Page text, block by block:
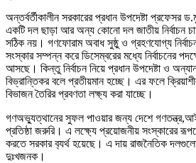
অন্তর্বর্তীকালীন সরকারের প্রধান উপদেষ্টা প্রফেসর
একটি দল ছাড়া আর অন্য কোনো দল জাতীয় নির্বাচন
সঠিক নয়। গণফোরাম অবাধ সুষ্ঠু ও গ্রহণযোগ্য
সংস্কার সম্পন্ন করে ডিসেম্বরের মধ্যে নির্বাচনের
আসছে। কিন্তু নির্বাচন নিয়ে প্রধান উপদেষ্টা ও
বিভ্রান্তিকর বলে প্রতীয়মান হচ্ছে। এর ফলে
বিভাজন তৈরির প্রবণতা লক্ষ্য করা যাচ্ছে।
গণঅভ্যুত্থানের সুফল পাওয়ার জন্য দেশে
প্রতিষ্ঠা জরুরি। এ লক্ষ্যে প্রয়োজনীয় সংস্কারের
করতে সরকার ব‍্যর্থ হয়েছে। এ দায় রাজনৈতিক
দুঃখজনক।